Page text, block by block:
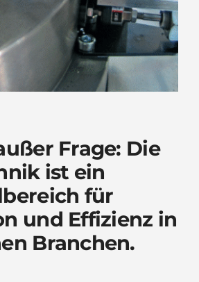
Frage: Die
ist ein
für
und Effizienz in
Branchen.